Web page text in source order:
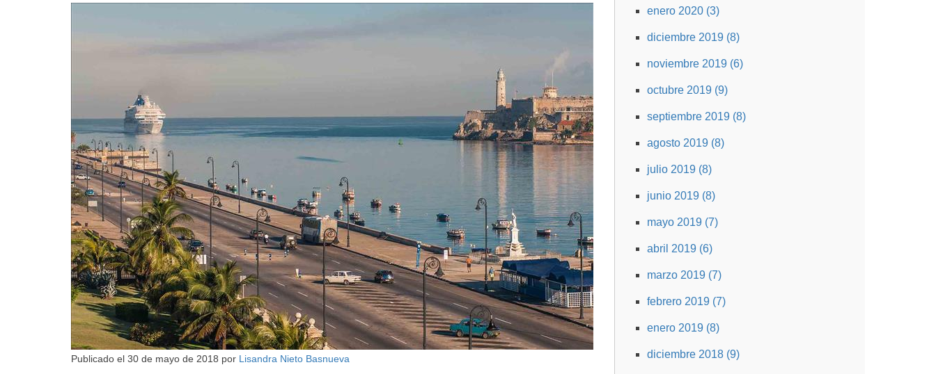
enero 2020 (3)
diciembre 2019 (8)
noviembre 2019 (6)
octubre 2019 (9)
septiembre 2019 (8)
agosto 2019 (8)
julio 2019 (8)
junio 2019 (8)
mayo 2019 (7)
abril 2019 (6)
marzo 2019 (7)
febrero 2019 (7)
enero 2019 (8)
diciembre 2018 (9)
Publicado el 30 de mayo de 2018 por Lisandra Nieto Basnueva